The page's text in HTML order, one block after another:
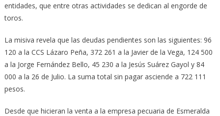
entidades, que entre otras actividades se dedican al engorde de
toros.
La misiva revela que las deudas pendientes son las siguientes: 96
120 a la CCS Lázaro Peña, 372 261 a la Javier de la Vega, 124 500
a la Jorge Fernández Bello, 45 230 a la Jesús Suárez Gayol y 84
000 a la 26 de Julio. La suma total sin pagar asciende a 722 111
pesos.
Desde que hicieran la venta a la empresa pecuaria de Esmeralda